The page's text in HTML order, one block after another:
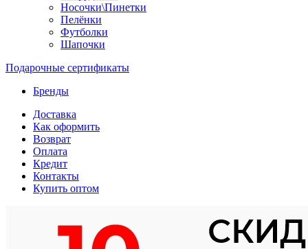
Носочки\Пинетки
Пелёнки
Футболки
Шапочки
Подарочные сертификаты
Бренды
Доставка
Как оформить
Возврат
Оплата
Кредит
Контакты
Купить оптом